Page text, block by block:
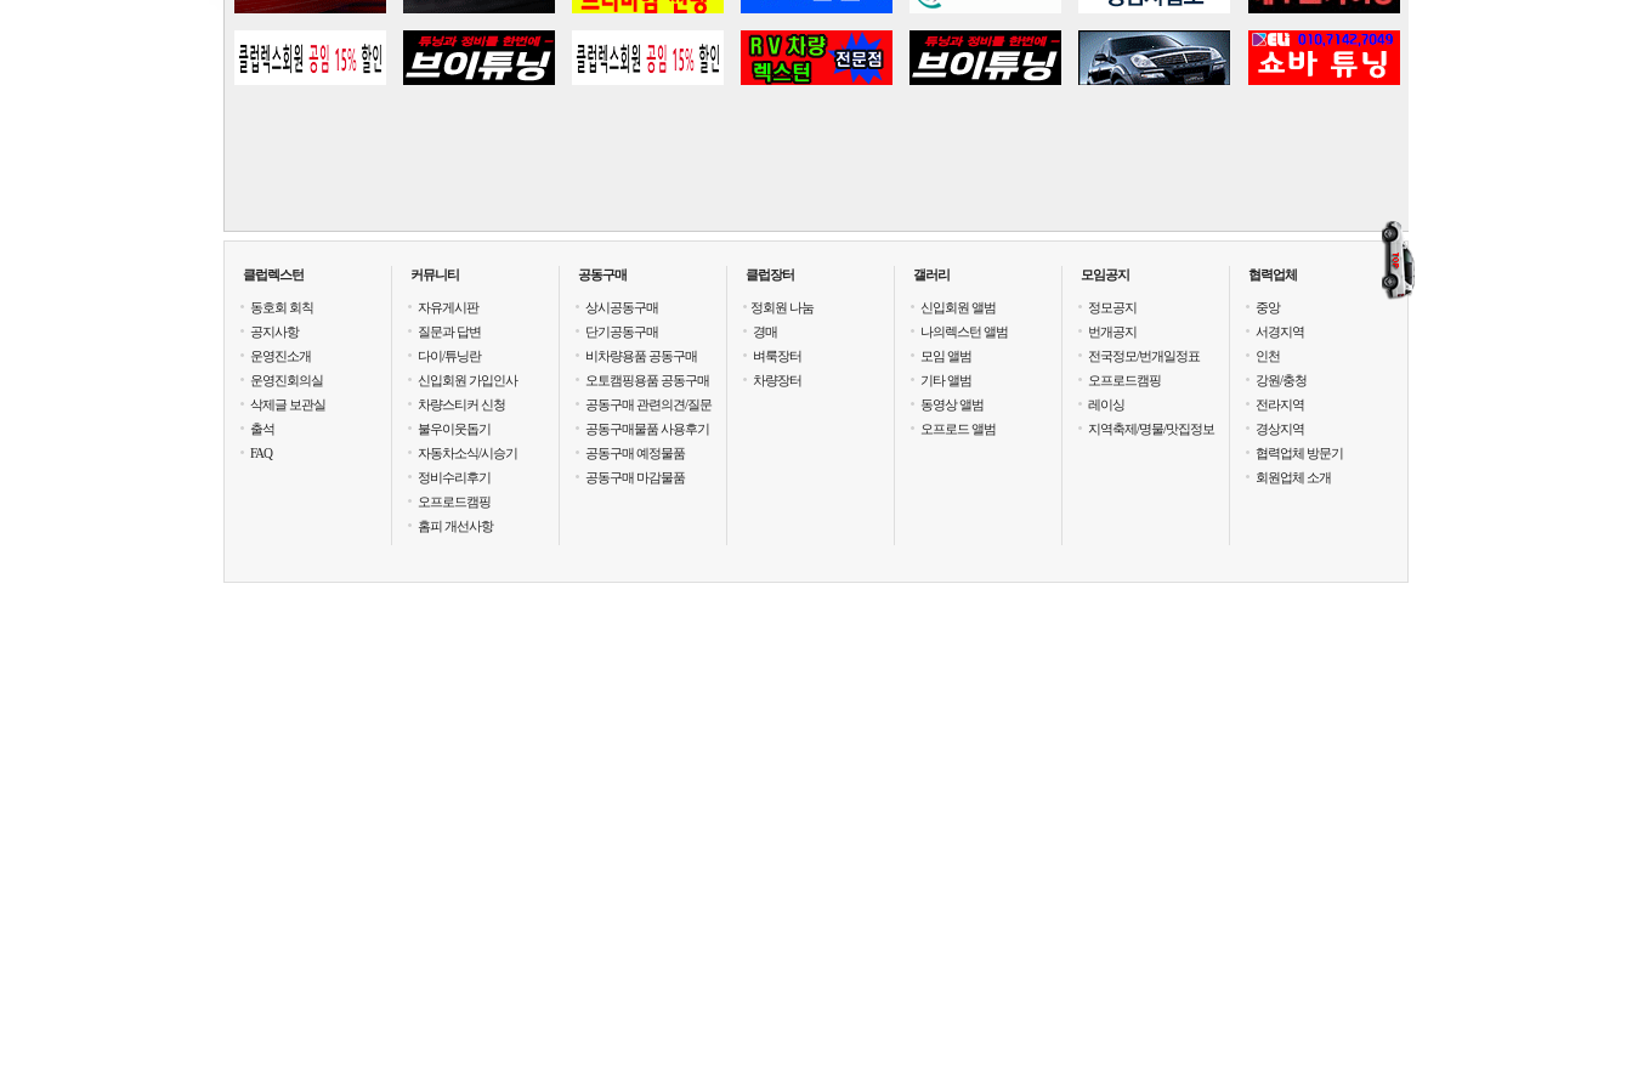
클럽렉스턴
동호회 회칙
공지사항
운영진소개
운영진회의실
삭제글 보관실
출석
FAQ
커뮤니티
자유게시판
질문과 답변
다이/튜닝란
신입회원 가입인사
차량스티커 신청
불우이웃돕기
자동차소식/시승기
정비수리후기
오프로드캠핑
홈피 개선사항
공동구매
상시공동구매
단기공동구매
비차량용품 공동구매
오토캠핑용품 공동구매
공동구매 관련의견/질문
공동구매물품 사용후기
공동구매 예정물품
공동구매 마감물품
클럽장터
정회원 나눔
경매
벼룩장터
차량장터
갤러리
신입회원 앨범
나의렉스턴 앨범
모임 앨범
기타 앨범
동영상 앨범
오프로드 앨범
모임공지
정모공지
번개공지
전국정모/번개일정표
오프로드캠핑
레이싱
지역축제/명물/맛집정보
협력업체
중앙
서경지역
인천
강원/충청
전라지역
경상지역
협력업체 방문기
회원업체 소개